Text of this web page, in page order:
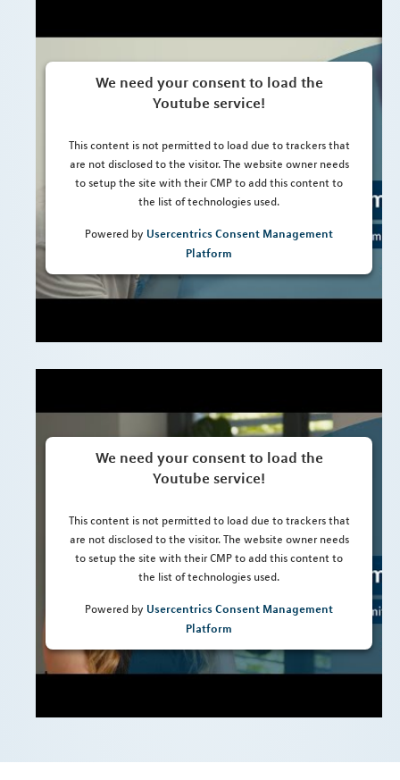
We need your consent to load the
Youtube service!
This content is not permitted to load due to trackers that
are not disclosed to the visitor. The website owner needs
to setup the site with their CMP to add this content to
the list of technologies used.
Powered by Usercentrics Consent Management
Platform
We need your consent to load the
Youtube service!
This content is not permitted to load due to trackers that
are not disclosed to the visitor. The website owner needs
to setup the site with their CMP to add this content to
the list of technologies used.
Powered by Usercentrics Consent Management
Platform